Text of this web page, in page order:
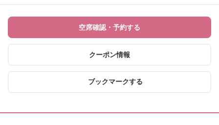
空席確認・予約する
クーポン情報
ブックマークする